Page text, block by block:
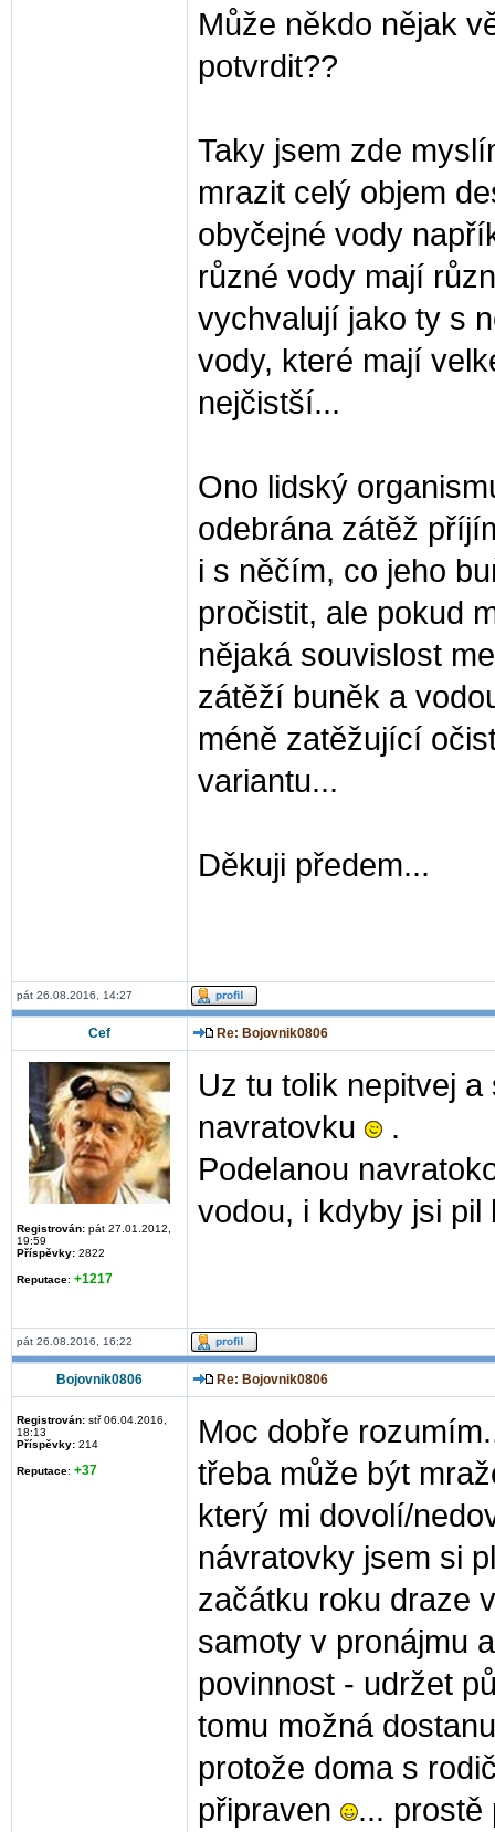
Může někdo nějak
potvrdit??
Taky jsem zde
mrazit celý objem
obyčejné vody
různé vody mají
vychvalují jako ty s
vody, které mají
nejčistší...
Ono lidský
odebrána zátěž
i s něčím, co jeho
pročistit, ale pokud
nějaká souvislost
zátěží buněk a
méně zatěžující
variantu...
Děkuji předem...
pát 26.08.2016, 14:27
Cef Re: Bojovnik0806
Registrován: pát 27.01.2012,
19:59
Příspěvky: 2822
Reputace: +1217
Uz tu tolik nepitvej
navratovku
.
Podelanou
vodou, i kdyby jsi
pát 26.08.2016, 16:22
Bojovnik0806 Re: Bojovnik0806
Registrován: stř 06.04.2016,
18:13
Příspěvky: 214
Reputace: +37
Moc dobře
třeba může být
který mi dovolí/
návratovky jsem si
začátku roku draze
samoty v pronájmu
povinnost - udržet
tomu možná
protože doma s
připraven
... prostě